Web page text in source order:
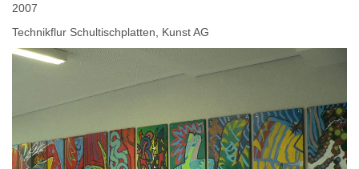
2007
Technikflur Schultischplatten, Kunst AG